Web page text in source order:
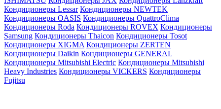
Кондиционеры Lessar Кондиционеры NEWTEK
Кондиционеры OASIS Кондиционеры QuattroClima
Кондиционеры Roda Кондиционеры ROVEX Кондиционеры
Samsung Кондиционеры Thaicon Кондиционеры Tosot
Кондиционеры XIGMA Кондиционеры ZERTEN
Кондиционеры Daikin Кондиционеры GENERAL
Кондиционеры Mitsubishi Electric Кондиционеры Mitsubishi
Heavy Industries Кондиционеры VICKERS Кондиционеры
Fujitsu